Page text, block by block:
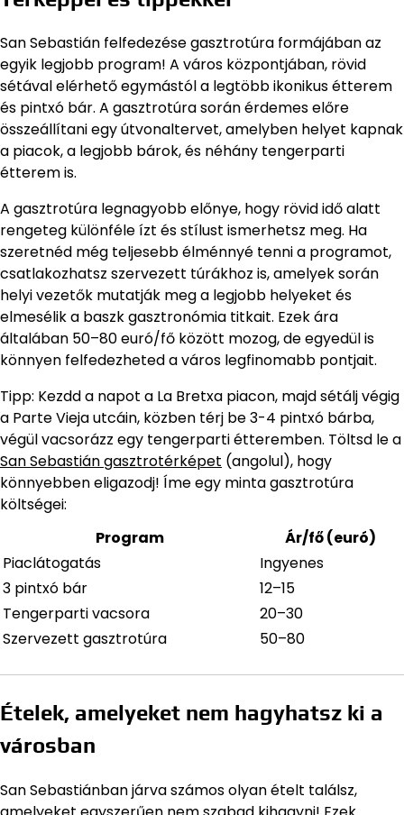
San Sebastián felfedezése gasztrotúra formájában az
egyik legjobb program! A város központjában, rövid
sétával elérhető egymástól a legtöbb ikonikus étterem
és pintxó bár. A gasztrotúra során érdemes előre
összeállítani egy útvonaltervet, amelyben helyet kapnak
a piacok, a legjobb bárok, és néhány tengerparti
étterem is.
A gasztrotúra legnagyobb előnye, hogy rövid idő alatt
rengeteg különféle ízt és stílust ismerhetsz meg. Ha
szeretnéd még teljesebb élménnyé tenni a programot,
csatlakozhatsz szervezett túrákhoz is, amelyek során
helyi vezetők mutatják meg a legjobb helyeket és
elmesélik a baszk gasztronómia titkait. Ezek ára
általában 50–80 euró/fő között mozog, de egyedül is
könnyen felfedezheted a város legfinomabb pontjait.
Tipp: Kezdd a napot a La Bretxa piacon, majd sétálj végig
a Parte Vieja utcáin, közben térj be 3-4 pintxó bárba,
végül vacsorázz egy tengerparti étteremben. Töltsd le a
San Sebastián gasztrotérképet (angolul), hogy
könnyebben eligazodj! Íme egy minta gasztrotúra
költségei:
Program
Ár/fő (euró)
Piaclátogatás
Ingyenes
3 pintxó bár
12–15
Tengerparti vacsora
20–30
Szervezett gasztrotúra
50–80
Ételek, amelyeket nem hagyhatsz ki a
városban
San Sebastiánban járva számos olyan ételt találsz,